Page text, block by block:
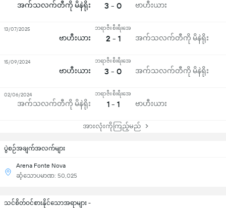
ပွဲစဉ်အချက်အလက်များ
Arena Fonte Nova
ဆံ့သောပမာဏ: 50,025
အက်သလက်တီကို မိနဲရိုး 3 - 0 ဗာဟီးယား
ဗာဟီးယား
ဘရာဇီး စီးရီးအေ
2 - 1 အက်သလက်တီကို မိနဲရိုး
13/07/2025
ဗာဟီးယား
ဘရာဇီး စီးရီးအေ
3 - 0 အက်သလက်တီကို မိနဲရိုး
15/09/2024
အက်သလက်တီကို မိနဲရိုး
ဘရာဇီး စီးရီးအေ
1 - 1 ဗာဟီးယား
02/06/2024
အားလုံးကိုကြည့်မည်
သင်စိတ်ဝင်စားနိုင်သောအရာများ -